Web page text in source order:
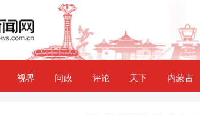
视界 问政 评论 天下 内蒙古